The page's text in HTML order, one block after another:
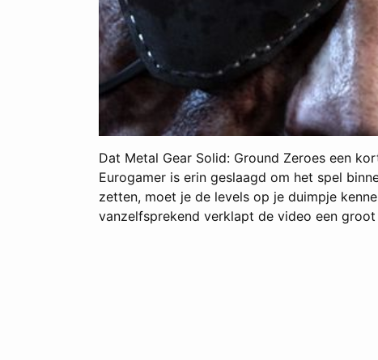
Dat Metal Gear Solid: Ground Zeroes een
Eurogamer is erin geslaagd om het spel
zetten, moet je de levels op je duimpje
vanzelfsprekend verklapt de video een